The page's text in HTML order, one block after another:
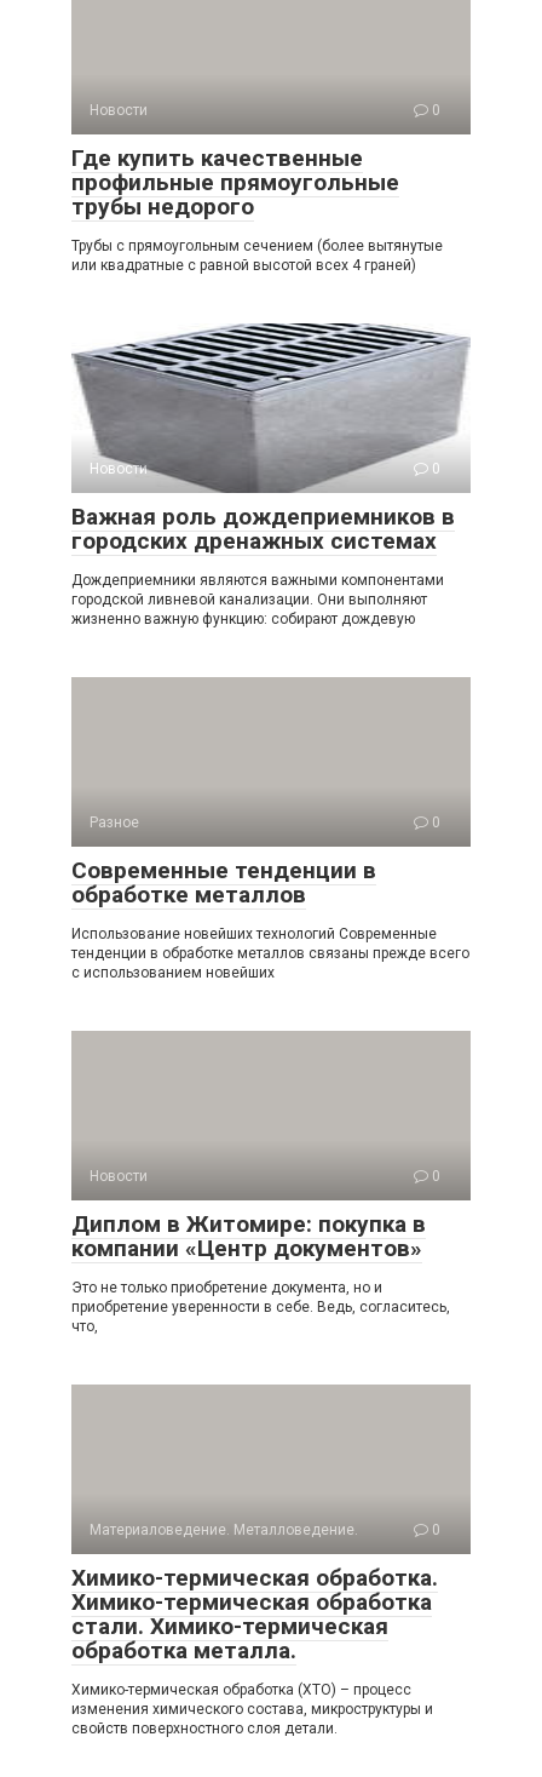
Новости 0
Где купить качественные
профильные прямоугольные
трубы недорого
Трубы с прямоугольным сечением (более вытянутые
или квадратные с равной высотой всех 4 граней)
Новости 0
Важная роль дождеприемников в
городских дренажных системах
Дождеприемники являются важными компонентами
городской ливневой канализации. Они выполняют
жизненно важную функцию: собирают дождевую
Разное 0
Современные тенденции в
обработке металлов
Использование новейших технологий Современные
тенденции в обработке металлов связаны прежде всего
с использованием новейших
Новости 0
Диплом в Житомире: покупка в
компании «Центр документов»
Это не только приобретение документа, но и
приобретение уверенности в себе. Ведь, согласитесь,
что,
Материаловедение. Металловедение. 0
Химико-термическая обработка.
Химико-термическая обработка
стали. Химико-термическая
обработка металла.
Химико-термическая обработка (ХТО) – процесс
изменения химического состава, микроструктуры и
свойств поверхностного слоя детали.